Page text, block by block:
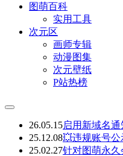
图萌百科
实用工具
次元区
画师专辑
动漫图集
次元壁纸
P站热榜
26.05.15启用新域名
25.12.08💥违规账号
25.02.27针对图萌永